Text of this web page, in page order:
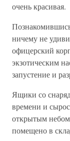
очень красивая.
ничему не
офицерский
экзотическим
запустение и
Ящики со
времени и
открытым
помещено в